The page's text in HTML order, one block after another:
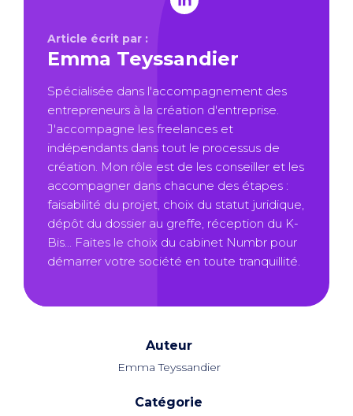
Article écrit par :
Emma Teyssandier
Spécialisée dans l'accompagnement des
entrepreneurs à la création d'entreprise.
J'accompagne les freelances et
indépendants dans tout le processus de
création. Mon rôle est de les conseiller et les
accompagner dans chacune des étapes :
faisabilité du projet, choix du statut juridique,
dépôt du dossier au greffe, réception du K-
Bis... Faites le choix du cabinet Numbr pour
démarrer votre société en toute tranquillité.
Auteur
Emma Teyssandier
Catégorie